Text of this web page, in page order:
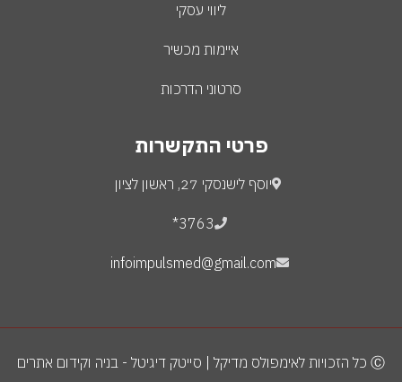
ליווי עסקי
איימות מכשיר
סרטוני הדרכות
פרטי התקשרות
יוסף לישנסקי 27, ראשון לציון
3763*
infoimpulsmed@gmail.com
Ⓒ כל הזכויות לאימפולס מדיקל | סייטק דיגיטל - בניה וקידום אתרים